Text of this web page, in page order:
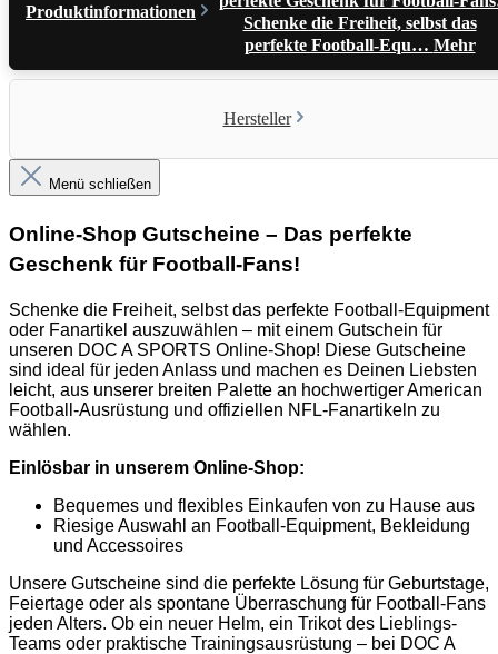
Produktinformationen
Schenke die Freiheit, selbst das
perfekte Football-Equ… Mehr
Hersteller
Menü schließen
Online-Shop Gutscheine – Das perfekte
Geschenk für Football-Fans!
Schenke die Freiheit, selbst das perfekte Football-Equipment
oder Fanartikel auszuwählen – mit einem Gutschein für
unseren DOC A SPORTS Online-Shop! Diese Gutscheine
sind ideal für jeden Anlass und machen es Deinen Liebsten
leicht, aus unserer breiten Palette an hochwertiger American
Football-Ausrüstung und offiziellen NFL-Fanartikeln zu
wählen.
Einlösbar in unserem Online-Shop:
Bequemes und flexibles Einkaufen von zu Hause aus
Riesige Auswahl an Football-Equipment, Bekleidung
und Accessoires
Unsere Gutscheine sind die perfekte Lösung für Geburtstage,
Feiertage oder als spontane Überraschung für Football-Fans
jeden Alters. Ob ein neuer Helm, ein Trikot des Lieblings-
Teams oder praktische Trainingsausrüstung – bei DOC A